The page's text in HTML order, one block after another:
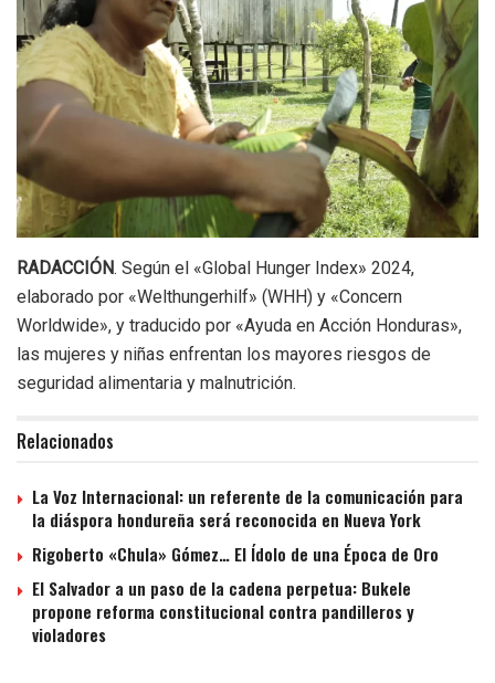
RADACCIÓN. Según el «Global Hunger Index» 2024,
elaborado por «Welthungerhilf» (WHH) y «Concern
Worldwide», y traducido por «Ayuda en Acción Honduras»,
las mujeres y niñas enfrentan los mayores riesgos de
seguridad alimentaria y malnutrición.
Relacionados
La Voz Internacional: un referente de la comunicación para
la diáspora hondureña será reconocida en Nueva York
Rigoberto «Chula» Gómez… El Ídolo de una Época de Oro
El Salvador a un paso de la cadena perpetua: Bukele
propone reforma constitucional contra pandilleros y
violadores